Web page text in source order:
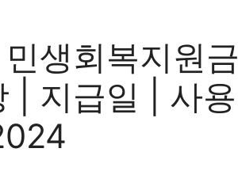
생회복지원금
| 지급일 | 사용